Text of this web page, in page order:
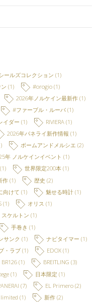
ールズコレクション (1)
(1) #orogio(1)
2026年ノルケイン最新作(1)
#ファーブル・ルーバ(1)
イダー (1) RIVIERA(1)
2026年パネライ新作情報 (1)
ボームアンドメルシエ(2)
年 ノルケインイベント (1)
世界限定200本(1)
作(1) 歴史 (2)
向けて (1) 魅せる時計(1)
(1) オリス (1)
スケルトン (1)
手巻き (1)
サンク (1) ナビタイマー (1)
・ラブ(1) EDOX(1)
BR126(1) BREITLING (3)
(1) 日本限定 (1)
(7) EL Primero(2)
limited (1) 新作(2)